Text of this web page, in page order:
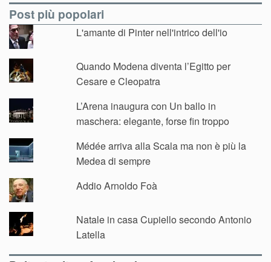
Post più popolari
L'amante di Pinter nell'intrico dell'io
Quando Modena diventa l’Egitto per
Cesare e Cleopatra
L’Arena inaugura con Un ballo in
maschera: elegante, forse fin troppo
Médée arriva alla Scala ma non è più la
Medea di sempre
Addio Arnoldo Foà
Natale in casa Cupiello secondo Antonio
Latella